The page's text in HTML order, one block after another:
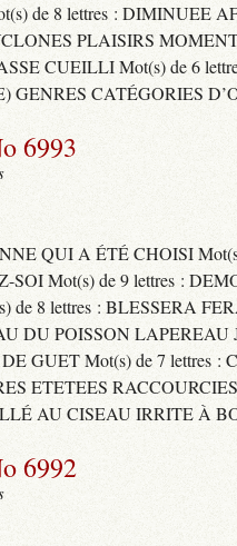
de 8 lettres : DIMINUEE
PLAISIRS
CUEILLI Mot(s) de 6
GENRES CATÉGORIES
6993
QUI A ÉTÉ CHOISI
Mot(s) de 9 lettres :
de 8 lettres : BLESSERA
DU POISSON LAPEREAU
GUET Mot(s) de 7 lettres :
ETETEES
AU CISEAU IRRITE À
6992